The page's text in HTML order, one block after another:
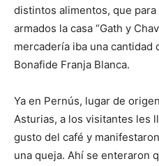
distintos alimentos, que
armados la casa “Gath y
mercadería iba una cantidad
Bonafide Franja Blanca.
Ya en Pernús, lugar de
Asturias, a los visitantes les
gusto del café y
una queja. Ahí se enteraron